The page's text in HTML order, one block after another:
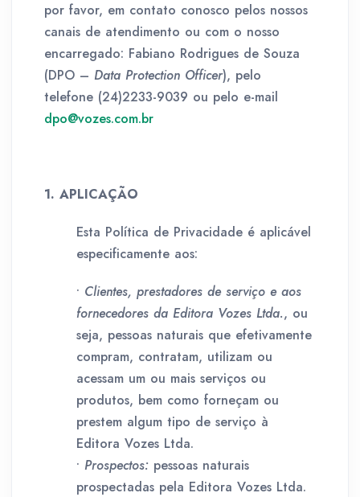
por favor, em contato conosco pelos nossos
canais de atendimento ou com o nosso
encarregado: Fabiano Rodrigues de Souza
(DPO – Data Protection Officer), pelo
telefone (24)2233-9039 ou pelo e-mail
dpo@vozes.com.br
1. APLICAÇÃO
Esta Política de Privacidade é aplicável
especificamente aos:
• Clientes, prestadores de serviço e aos
fornecedores da Editora Vozes Ltda., ou
seja, pessoas naturais que efetivamente
compram, contratam, utilizam ou
acessam um ou mais serviços ou
produtos, bem como forneçam ou
prestem algum tipo de serviço à
Editora Vozes Ltda.
• Prospectos: pessoas naturais
prospectadas pela Editora Vozes Ltda.